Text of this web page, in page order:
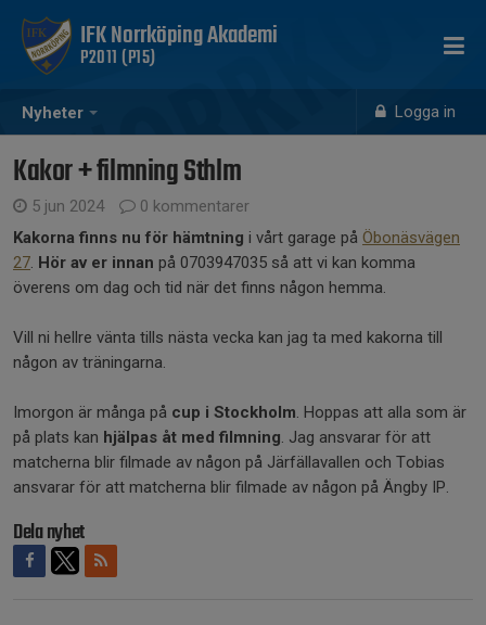
Nyheter Logga in
IFK Norrköping Akademi
P2011 (P15)
Kakor + filmning Sthlm
5 jun 2024
0 kommentarer
Kakorna finns nu för hämtning i vårt garage på Öbonäsvägen
27. Hör av er innan på 0703947035 så att vi kan komma
överens om dag och tid när det finns någon hemma.
Vill ni hellre vänta tills nästa vecka kan jag ta med kakorna till
någon av träningarna.
Imorgon är många på cup i Stockholm. Hoppas att alla som är
på plats kan hjälpas åt med filmning. Jag ansvarar för att
matcherna blir filmade av någon på Järfällavallen och Tobias
ansvarar för att matcherna blir filmade av någon på Ängby IP.
Dela nyhet